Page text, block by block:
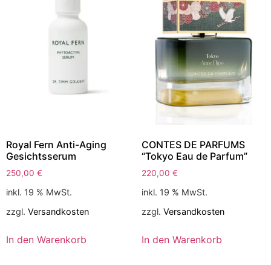
Royal Fern Anti-Aging
Gesichtsserum
250,00 €
inkl. 19 % MwSt.
zzgl. Versandkosten
In den Warenkorb
CONTES DE PARFUMS
“Tokyo Eau de Parfum”
220,00 €
inkl. 19 % MwSt.
zzgl. Versandkosten
In den Warenkorb